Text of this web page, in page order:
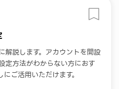
解説します。アカウントを開設
定方法がわからない方におす
ご活用いただけます。